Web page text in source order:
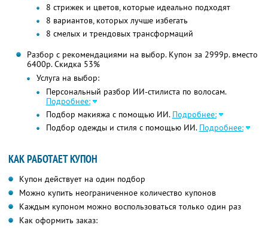
8 стрижек и цветов, которые идеально подходят
8 вариантов, которых лучше избегать
8 смелых и трендовых трансформаций
Разбор с рекомендациями на выбор. Купон за 2999р. вместо
6400р. Скидка 53%
Услуга на выбор:
Персональный разбор ИИ-стилиста по волосам.
Подробнее:
Подбор макияжа с помощью ИИ. Подробнее:
Подбор одежды и стиля с помощью ИИ. Подробнее:
КАК РАБОТАЕТ КУПОН
Купон действует на один подбор
Можно купить неограниченное количество купонов
Каждым купоном можно воспользоваться только один раз
Как оформить заказ: